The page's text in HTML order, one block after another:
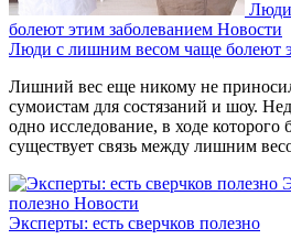
болеют этим заболеванием Новости
Люди с лишним весом чаще болеют
Лишний вес еще никому не приносил
сумоистам для состязаний и шоу.
одно исследование, в ходе которого
существует связь между лишним
полезно Новости
Эксперты: есть сверчков полезно